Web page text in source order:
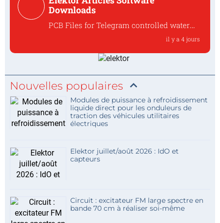
Downloads
PCB Files for Telegram controlled water
Where can I find the PCB files for the
250259 Tele...
il y a 4 jours
Nouvelles populaires
Modules de puissance à refroidissement
liquide direct pour les onduleurs de
traction des véhicules utilitaires
électriques
Elektor juillet/août 2026 : IdO et
capteurs
Circuit : excitateur FM large spectre en
bande 70 cm à réaliser soi-même